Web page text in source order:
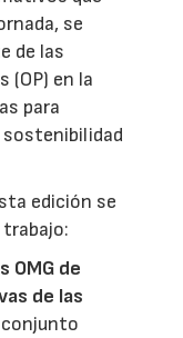
se
de las
(OP) en la
para
edición se
OMG de
de las